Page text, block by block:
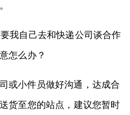
我自己去和快递公司谈合作
怎么办？
或小件员做好沟通，达成合
货至您的站点，建议您暂时